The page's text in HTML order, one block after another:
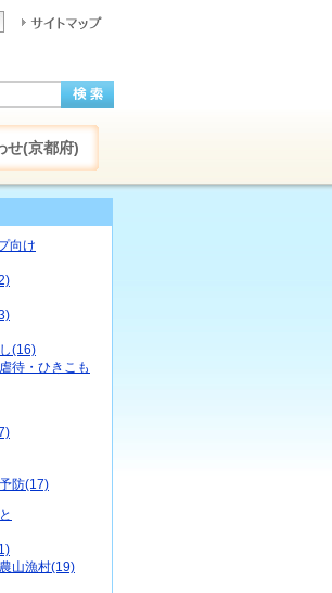
せ(京都府)
向け
(16)
待・ひきこも
防(17)
山漁村(19)